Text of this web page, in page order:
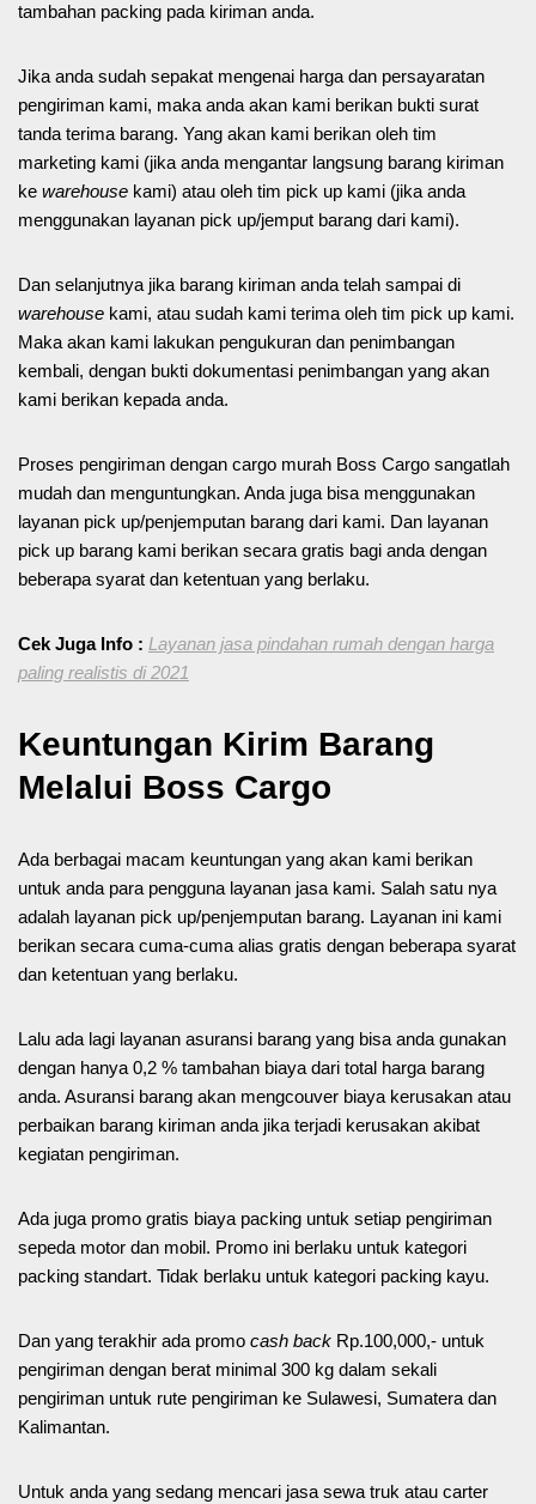
tambahan packing pada kiriman anda.
Jika anda sudah sepakat mengenai harga dan persayaratan
pengiriman kami, maka anda akan kami berikan bukti surat
tanda terima barang. Yang akan kami berikan oleh tim
marketing kami (jika anda mengantar langsung barang kiriman
ke warehouse kami) atau oleh tim pick up kami (jika anda
menggunakan layanan pick up/jemput barang dari kami).
Dan selanjutnya jika barang kiriman anda telah sampai di
warehouse kami, atau sudah kami terima oleh tim pick up kami.
Maka akan kami lakukan pengukuran dan penimbangan
kembali, dengan bukti dokumentasi penimbangan yang akan
kami berikan kepada anda.
Proses pengiriman dengan cargo murah Boss Cargo sangatlah
mudah dan menguntungkan. Anda juga bisa menggunakan
layanan pick up/penjemputan barang dari kami. Dan layanan
pick up barang kami berikan secara gratis bagi anda dengan
beberapa syarat dan ketentuan yang berlaku.
Cek Juga Info : Layanan jasa pindahan rumah dengan harga
paling realistis di 2021
Keuntungan Kirim Barang
Melalui Boss Cargo
Ada berbagai macam keuntungan yang akan kami berikan
untuk anda para pengguna layanan jasa kami. Salah satu nya
adalah layanan pick up/penjemputan barang. Layanan ini kami
berikan secara cuma-cuma alias gratis dengan beberapa syarat
dan ketentuan yang berlaku.
Lalu ada lagi layanan asuransi barang yang bisa anda gunakan
dengan hanya 0,2 % tambahan biaya dari total harga barang
anda. Asuransi barang akan mengcouver biaya kerusakan atau
perbaikan barang kiriman anda jika terjadi kerusakan akibat
kegiatan pengiriman.
Ada juga promo gratis biaya packing untuk setiap pengiriman
sepeda motor dan mobil. Promo ini berlaku untuk kategori
packing standart. Tidak berlaku untuk kategori packing kayu.
Dan yang terakhir ada promo cash back Rp.100,000,- untuk
pengiriman dengan berat minimal 300 kg dalam sekali
pengiriman untuk rute pengiriman ke Sulawesi, Sumatera dan
Kalimantan.
Untuk anda yang sedang mencari jasa sewa truk atau carter